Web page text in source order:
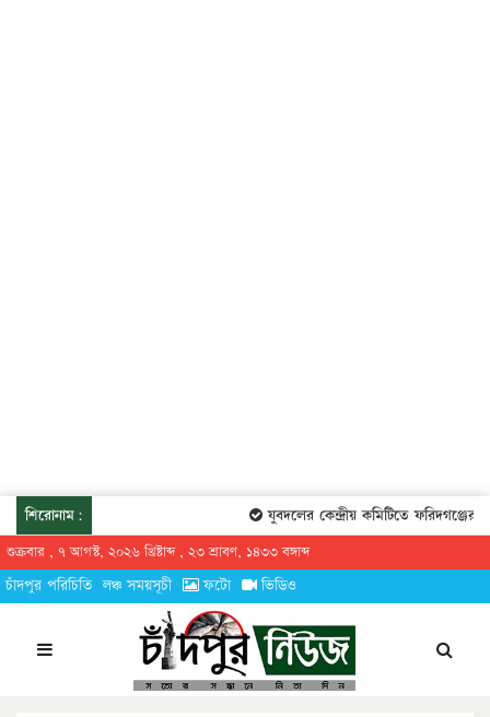
শিরোনাম: যুবদলের কেন্দ্রীয় কমিটিতে ফরিদগঞ্জের
শুক্রবার , ৭ আগস্ট, ২০২৬ খ্রিষ্টাব্দ , ২৩ শ্রাবণ, ১৪৩৩ বঙ্গাব্দ
চাঁদপুর পরিচিতি লঞ্চ সময়সূচী ফটো ভিডিও